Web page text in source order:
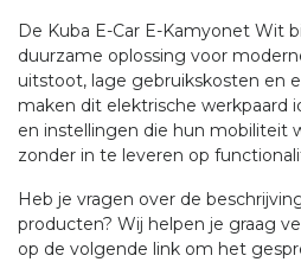
De Kuba E-Car E-Kamyonet Wit
duurzame oplossing voor
uitstoot, lage gebruikskosten en
maken dit elektrische werkpaard
en instellingen die hun mobiliteit
zonder in te leveren op
Heb je vragen over de
producten? Wij helpen je graag
op de volgende link om het